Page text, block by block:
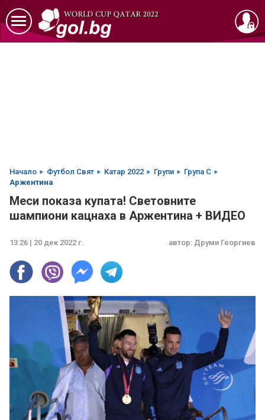
Начало Футбол Свят Катар 2022 Групи
Група C
Аржентина
Меси показа купата! Световните
шампиони кацнаха в Аржентина + ВИДЕО
13:26 | 20 дек 2022 г. автор: Друми Георгиев